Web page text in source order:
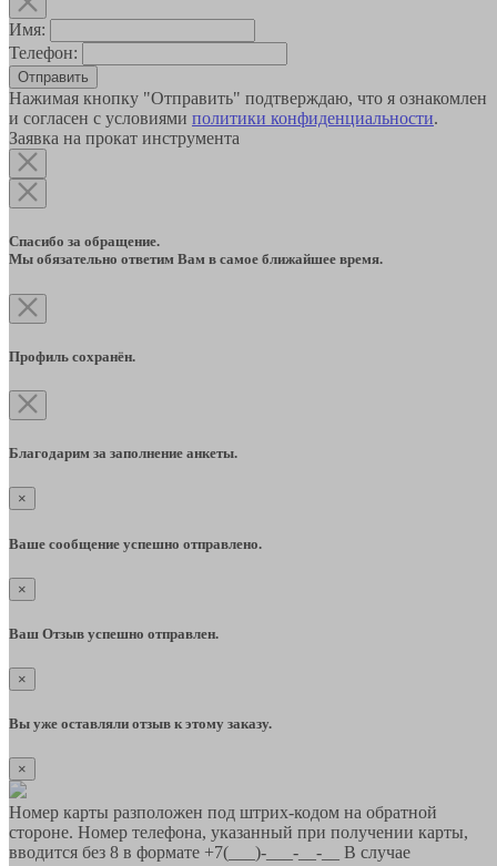
Имя:
Телефон:
Отправить
Нажимая кнопку "Отправить" подтверждаю, что я ознакомлен
и согласен с условиями политики конфиденциальности.
Заявка на прокат инструмента
Спасибо за обращение.
Мы обязательно ответим Вам в самое ближайшее время.
Профиль сохранён.
Благодарим за заполнение анкеты.
×
Ваше сообщение успешно отправлено.
×
Ваш Отзыв успешно отправлен.
×
Вы уже оставляли отзыв к этому заказу.
×
Номер карты разположен под штрих-кодом на обратной
стороне. Номер телефона, указанный при получении карты,
вводится без 8 в формате +7(___)-___-__-__ В случае